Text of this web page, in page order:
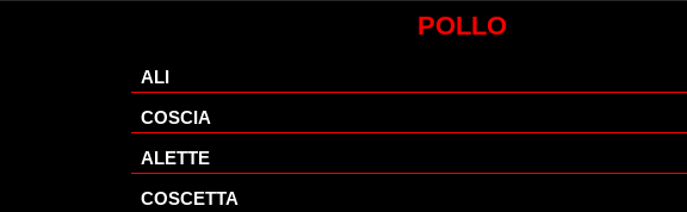
POLLO
ALI
COSCIA
ALETTE
COSCETTA